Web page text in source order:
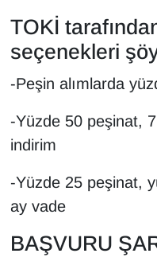
TOKİ
seçenekleri
-Peşin alımlarda
-Yüzde 50 peşinat,
indirim
-Yüzde 25 peşinat,
ay vade
BAŞVURU